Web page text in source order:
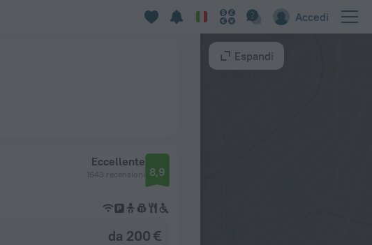
Accedi
Eccellente
1643 recensioni 8,9
da 200 €
Espandi